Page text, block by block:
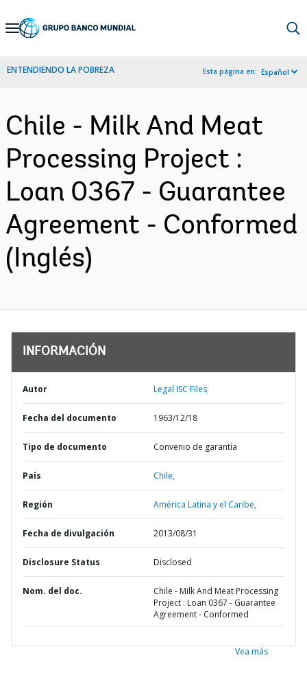
Skip
Navigation
ENTENDIENDO LA POBREZA Esta página en: Español
Chile - Milk And Meat
Processing Project :
Loan 0367 - Guarantee
Agreement - Conformed
(Inglés)
INFORMACIÓN
Autor Legal ISC Files;
Fecha del documento 1963/12/18
Tipo de documento Convenio de garantía
País Chile,
Región América Latina y el Caribe,
Fecha de divulgación 2013/08/31
Disclosure Status Disclosed
Nom. del doc.
Chile - Milk And Meat Processing
Project : Loan 0367 - Guarantee
Agreement - Conformed
Vea más